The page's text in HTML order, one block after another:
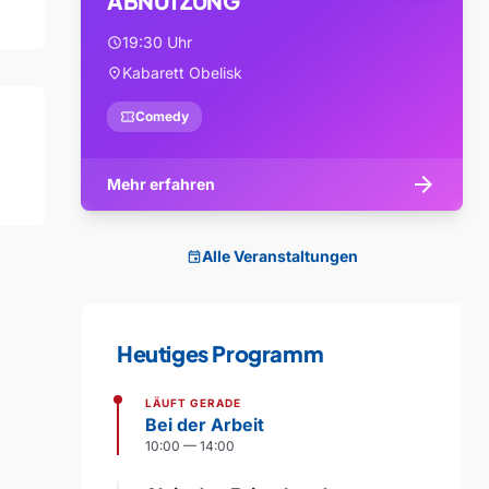
schedule19:30 Uhr
location_onKabarett Obelisk
confirmation_numberComedy
Mehr erfahren arrow_forward
eventAlle Veranstaltungen
Heutiges Programm
LÄUFT GERADE
Bei der Arbeit
10:00 — 14:00